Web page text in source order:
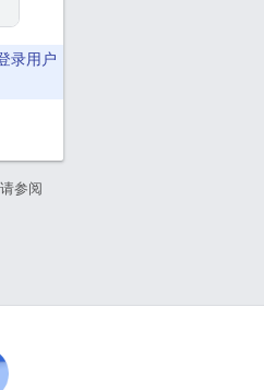
录用户
参阅